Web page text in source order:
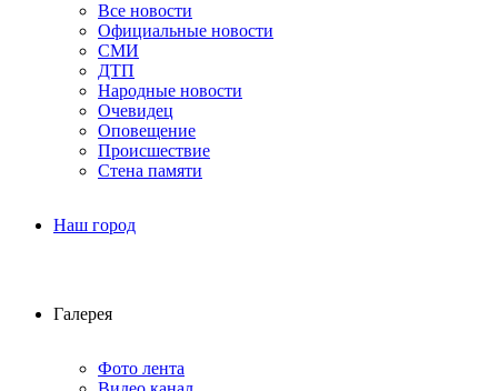
Все новости
Официальные новости
СМИ
ДТП
Народные новости
Очевидец
Оповещение
Происшествие
Стена памяти
Наш город
Галерея
Фото лента